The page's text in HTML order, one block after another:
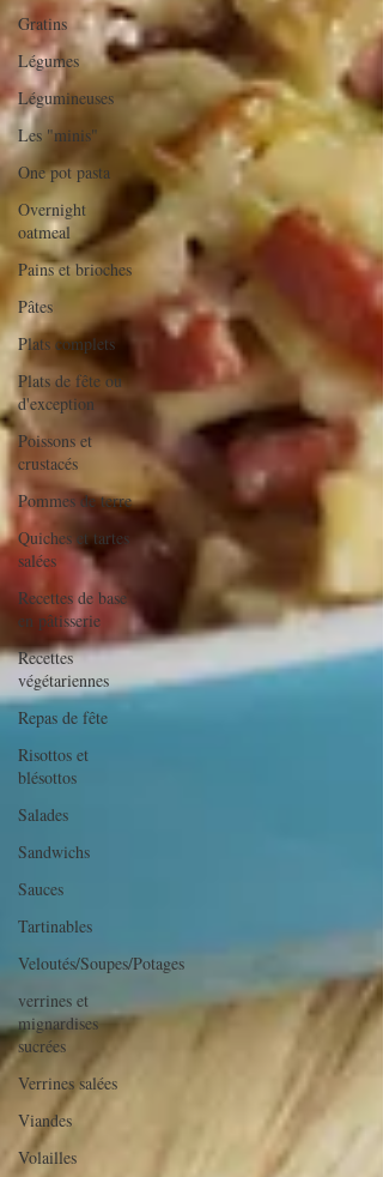
Gratins
Légumes
Légumineuses
Les "minis"
One pot pasta
Overnight
oatmeal
Pains et brioches
Pâtes
Plats complets
Plats de fête ou
d'exception
Poissons et
crustacés
Pommes de terre
Quiches et tartes
salées
Recettes de base
en pâtisserie
Recettes
végétariennes
Repas de fête
Risottos et
blésottos
Salades
Sandwichs
Sauces
Tartinables
Veloutés/Soupes/Potages
verrines et
mignardises
sucrées
Verrines salées
Viandes
Volailles